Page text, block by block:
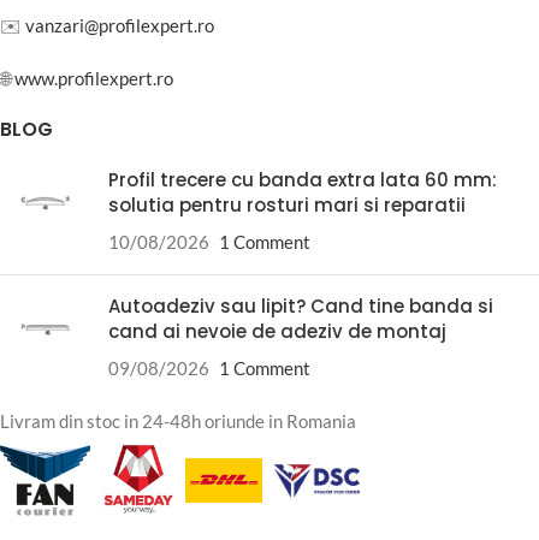
✉️ vanzari@profilexpert.ro
🌐www.profilexpert.ro
BLOG
Profil trecere cu banda extra lata 60 mm:
solutia pentru rosturi mari si reparatii
10/08/2026 1 Comment
Autoadeziv sau lipit? Cand tine banda si
cand ai nevoie de adeziv de montaj
09/08/2026 1 Comment
Livram din stoc in 24-48h oriunde in Romania